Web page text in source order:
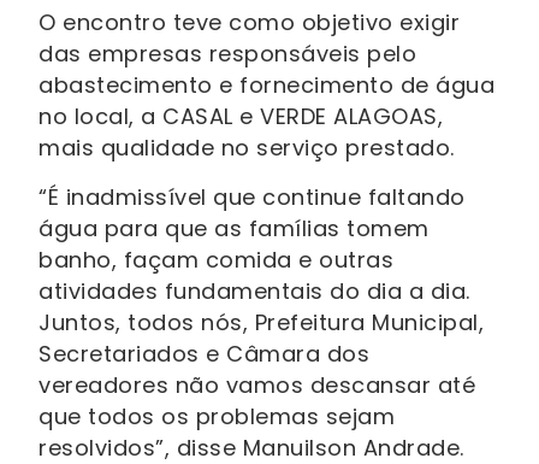
O encontro teve como objetivo exigir
das empresas responsáveis pelo
abastecimento e fornecimento de água
no local, a CASAL e VERDE ALAGOAS,
mais qualidade no serviço prestado.
“É inadmissível que continue faltando
água para que as famílias tomem
banho, façam comida e outras
atividades fundamentais do dia a dia.
Juntos, todos nós, Prefeitura Municipal,
Secretariados e Câmara dos
vereadores não vamos descansar até
que todos os problemas sejam
resolvidos”, disse Manuilson Andrade.